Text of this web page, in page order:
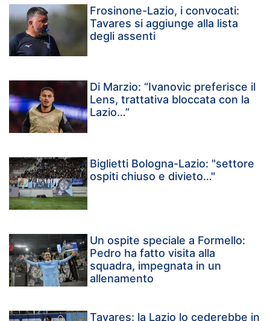
Frosinone-Lazio, i convocati:
Tavares si aggiunge alla lista
degli assenti
Di Marzio: “Ivanovic preferisce il
Lens, trattativa bloccata con la
Lazio…”
Biglietti Bologna-Lazio: "settore
ospiti chiuso e divieto…"
Un ospite speciale a Formello:
Pedro ha fatto visita alla
squadra, impegnata in un
allenamento
Tavares: la Lazio lo cederebbe in